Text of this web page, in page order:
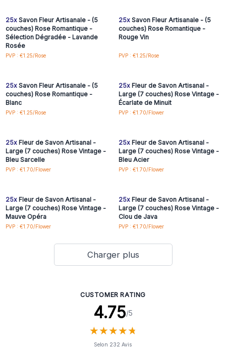
25xSavon Fleur Artisanale - (5
couches) Rose Romantique -
Sélection Dégradée - Lavande
Rosée
PVP : €1.25/Rose
25xSavon Fleur Artisanale - (5
couches) Rose Romantique -
Rouge Vin
PVP : €1.25/Rose
Connectez-vous ou
25xSavon Fleur Artisanale - (5
couches) Rose Romantique -
Blanc
PVP : €1.25/Rose
Connectez-vous ou
25xFleur de Savon Artisanal -
Large (7 couches) Rose Vintage -
Écarlate de Minuit
PVP : €1.70/Flower
Connectez-vous ou
25xFleur de Savon Artisanal -
Large (7 couches) Rose Vintage -
Bleu Sarcelle
PVP : €1.70/Flower
Connectez-vous ou
25xFleur de Savon Artisanal -
Large (7 couches) Rose Vintage -
Bleu Acier
PVP : €1.70/Flower
Connectez-vous ou
25xFleur de Savon Artisanal -
Large (7 couches) Rose Vintage -
Mauve Opéra
PVP : €1.70/Flower
Connectez-vous ou
25xFleur de Savon Artisanal -
Large (7 couches) Rose Vintage -
Clou de Java
PVP : €1.70/Flower
Charger plus
CUSTOMER RATING
4.75/5
★★★★★
★★★★★
Selon 232 Avis